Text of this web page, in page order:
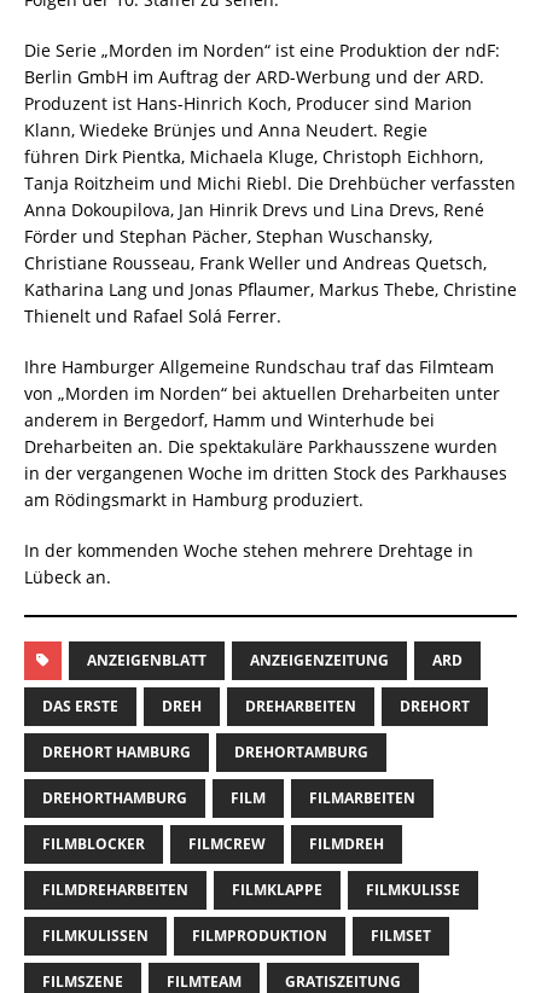
Die Serie „Morden im Norden“ ist eine Produktion der ndF:
Berlin GmbH im Auftrag der ARD-Werbung und der ARD.
Produzent ist Hans-Hinrich Koch, Producer sind Marion
Klann, Wiedeke Brünjes und Anna Neudert. Regie
führen Dirk Pientka, Michaela Kluge, Christoph Eichhorn,
Tanja Roitzheim und Michi Riebl. Die Drehbücher verfassten
Anna Dokoupilova, Jan Hinrik Drevs und Lina Drevs, René
Förder und Stephan Pächer, Stephan Wuschansky,
Christiane Rousseau, Frank Weller und Andreas Quetsch,
Katharina Lang und Jonas Pflaumer, Markus Thebe, Christine
Thienelt und Rafael Solá Ferrer.
Ihre Hamburger Allgemeine Rundschau traf das Filmteam
von „Morden im Norden“ bei aktuellen Dreharbeiten unter
anderem in Bergedorf, Hamm und Winterhude bei
Dreharbeiten an. Die spektakuläre Parkhausszene wurden
in der vergangenen Woche im dritten Stock des Parkhauses
am Rödingsmarkt in Hamburg produziert.
In der kommenden Woche stehen mehrere Drehtage in
Lübeck an.
ANZEIGENBLATT ANZEIGENZEITUNG ARD
DAS ERSTE DREH DREHARBEITEN DREHORT
DREHORT HAMBURG DREHORTAMBURG
DREHORTHAMBURG FILM FILMARBEITEN
FILMBLOCKER FILMCREW FILMDREH
FILMDREHARBEITEN FILMKLAPPE FILMKULISSE
FILMKULISSEN FILMPRODUKTION FILMSET
FILMSZENE FILMTEAM GRATISZEITUNG